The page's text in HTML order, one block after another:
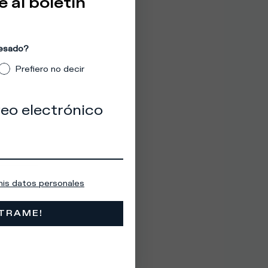
Prefiero no decir
electrónico
datos personales